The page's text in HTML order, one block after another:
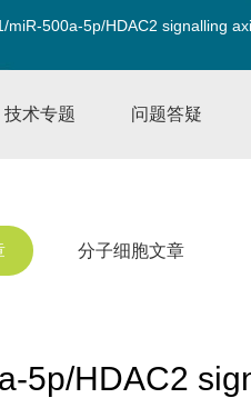
miR-500a-5p/HDAC2 signalling
技术专题 问题答疑
分子细胞文章
5p/HDAC2